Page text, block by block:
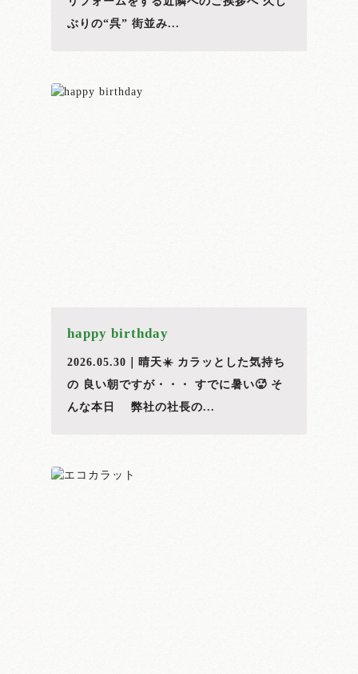
ぶりの“呉” 街並み...
happy birthday
2026.05.30｜晴天☀️ カラッとした気持ち
の 良い朝ですが・・・ すでに暑い🥵 そ
んな本日 弊社の社長の...